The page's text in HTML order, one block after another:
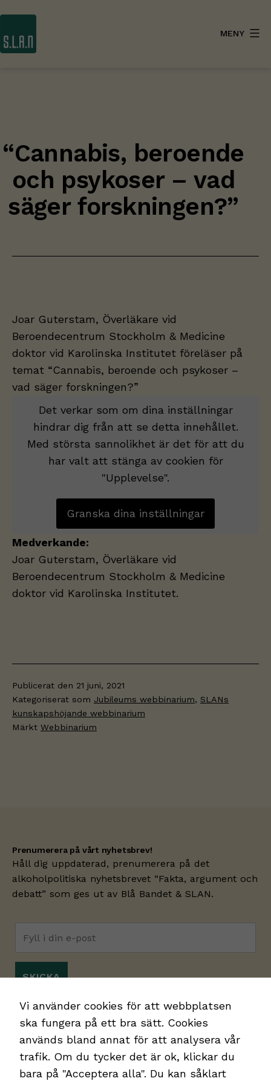
innehåll
MENY
“Cannabis, beroende
och psykoser – vad
säger forskningen?”
Joar Guterstam, Överläkare vid
Beroendecentrum Stockholm & Medicine
doktor vid Karolinska Institutet föreläser på
temat “Cannabis, beroende och psykoser –
vad säger forskningen?”
Det verkar som om dina inställningar
hindrar dig från att se detta innehållet.
Med största sannolikhet är det för att du
har valt att stänga av cookien för
"Upplevelse".
Granska dina inställningar
Medverkande:
Joar Guterstam, Överläkare vid
Beroendecentrum Stockholm & Medicine
doktor vid Karolinska Institutet.
Publicerat den 21 juni, 2021
Kategoriserat som Jubileums webbinarium, SLANs
kunskapshöjande webbinarium
Märkt Webbinarium
Prenumerera på vårt nyhetsbrev!
Håll dig uppdaterad, prenumerera på det
alkoholpolitiska nyhetsbrevet “Fakta, argument och
debatt” som ges ut av Blå Bandet & SLAN.
Jag godkänner integritetspolicyn.
Vi använder cookies för att webbplatsen
ska fungera på ett bra sätt. Cookies
används bland annat för att analysera vår
trafik. Om du tycker det är ok, klickar du
bara på "Acceptera alla". Du kan såklart